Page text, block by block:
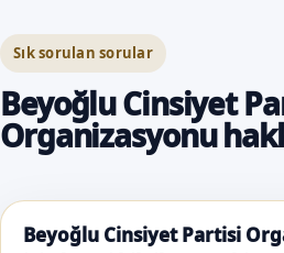
Sık sorulan sorular
Beyoğlu Cinsiyet
Organizasyonu
Beyoğlu Cinsiyet Partisi